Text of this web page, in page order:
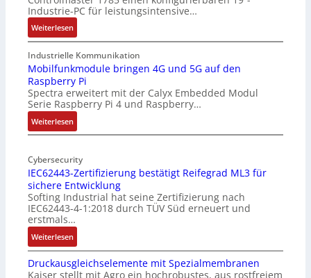
Industrie-PC für leistungsintensive…
Weiterlesen:
1
9
-
Z
o
l
l
-
n
d
u
s
t
r
i
e
-
Industrielle Kommunikation
Mobilfunkmodule bringen 4G und 5G auf den
Raspberry Pi
Spectra erweitert mit der Calyx Embedded Modul
Serie Raspberry Pi 4 und Raspberry…
Weiterlesen:
M
b
i
l
f
u
n
k
m
o
Cybersecurity
IEC62443-Zertifizierung bestätigt Reifegrad ML3 für
sichere Entwicklung
Softing Industrial hat seine Zertifizierung nach
IEC62443-4-1:2018 durch TÜV Süd erneuert und
erstmals…
Weiterlesen:
I
E
Druckausgleichselemente mit Spezialmembranen
Kaiser stellt mit Agro ein hochrobustes, aus rostfreiem